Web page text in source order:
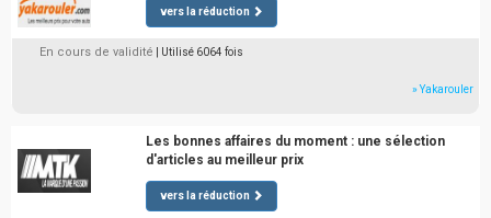
vers la réduction
En cours de validité | Utilisé 6064 fois
» Yakarouler
Les bonnes affaires du moment : une sélection
d'articles au meilleur prix
vers la réduction